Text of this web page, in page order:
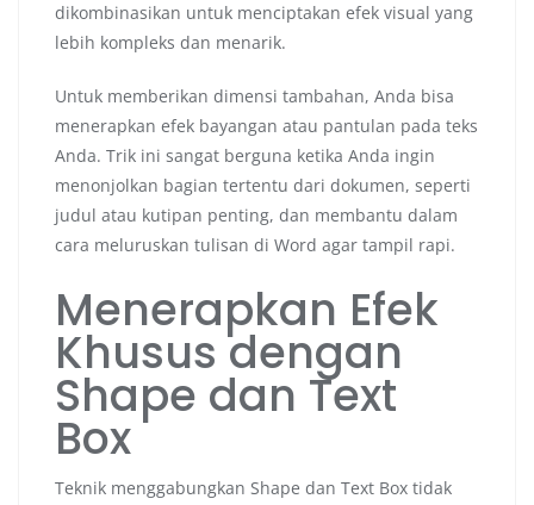
dikombinasikan untuk menciptakan efek visual yang
lebih kompleks dan menarik.
Untuk memberikan dimensi tambahan, Anda bisa
menerapkan efek bayangan atau pantulan pada teks
Anda. Trik ini sangat berguna ketika Anda ingin
menonjolkan bagian tertentu dari dokumen, seperti
judul atau kutipan penting, dan membantu dalam
cara meluruskan tulisan di Word agar tampil rapi.
Menerapkan Efek
Khusus dengan
Shape dan Text
Box
Teknik menggabungkan Shape dan Text Box tidak